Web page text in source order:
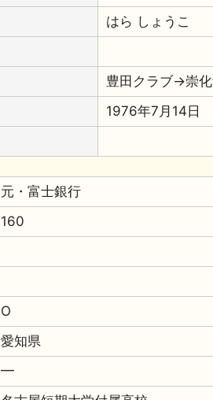
はら しょうこ
豊田クラブ→崇
1976年7月14日
元・富士銀行
160
O
愛知県
━